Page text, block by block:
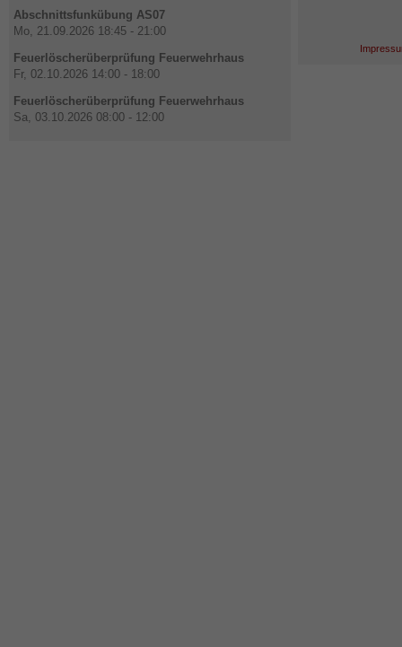
Abschnittsfunkübung AS07
Mo, 21.09.2026 18:45 - 21:00
Feuerlöscherüberprüfung Feuerwehrhaus
Fr, 02.10.2026 14:00 - 18:00
Feuerlöscherüberprüfung Feuerwehrhaus
Sa, 03.10.2026 08:00 - 12:00